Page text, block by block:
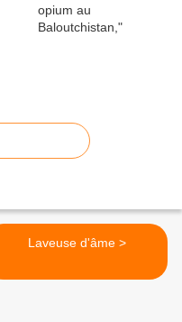
Laveuse d'âme >